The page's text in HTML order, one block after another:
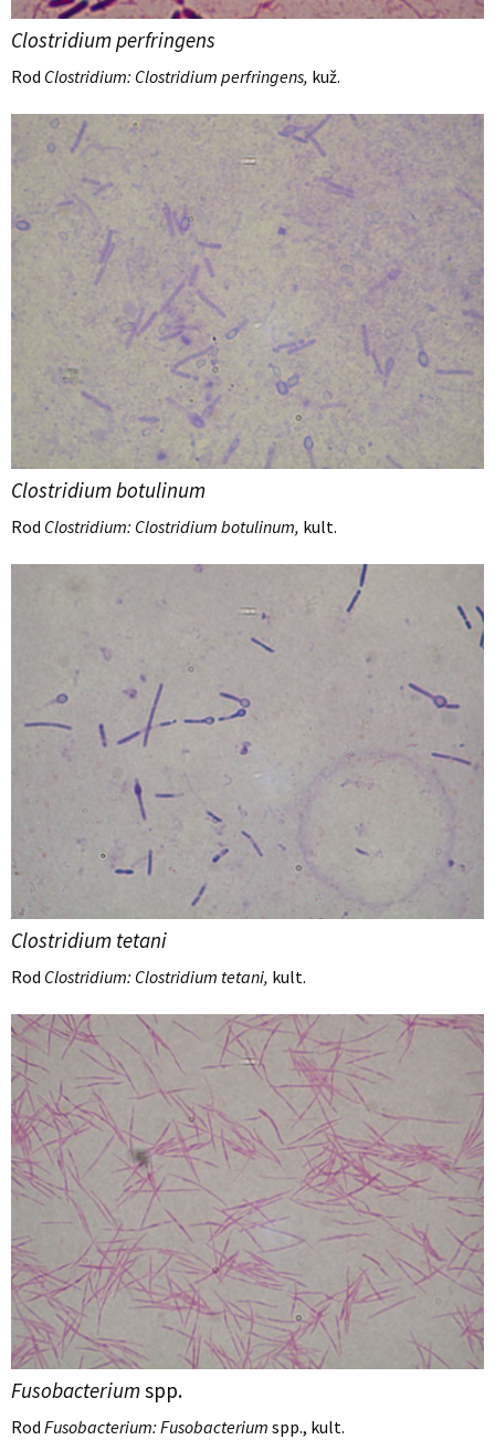
Clostridium perfringens
Rod Clostridium: Clostridium perfringens, kuž.
Clostridium botulinum
Rod Clostridium: Clostridium botulinum, kult.
Clostridium tetani
Rod Clostridium: Clostridium tetani, kult.
Fusobacteriumspp.
Rod Fusobacterium: Fusobacterium spp., kult.